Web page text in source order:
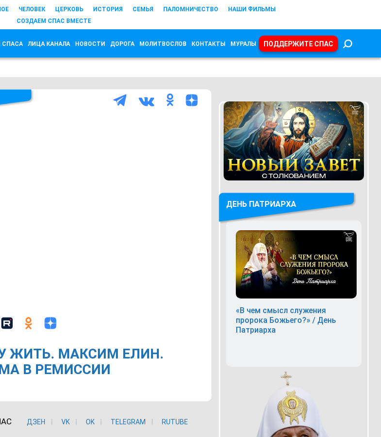
ЧЕЛОВЕК ЦЕРКОВЬ ИСТОРИЯ СЕМЬЯ ПАЛОМНИЧЕСТВО
НАШИ ФИЛЬМЫ
СОЗДАЕМ СПАС ВМЕСТЕ
СПАСА ЛИЦА КАНАЛА НОВОСТИ ДОРОГА МОЛИТВОСЛОВ КОНТАКТЫ МУРАЛЫ ПОДДЕРЖИТЕ СПАС
ЖИТЬ. МАКСИМ ЕЛИН.
В РЕМИССИИ
ДЗЕН VK ОK TELEGRAM RUTUBE
ДЕНЬ ПАТРИАРХА
«В чем смысл служения
пророка Божьего?» / День
Патриарха